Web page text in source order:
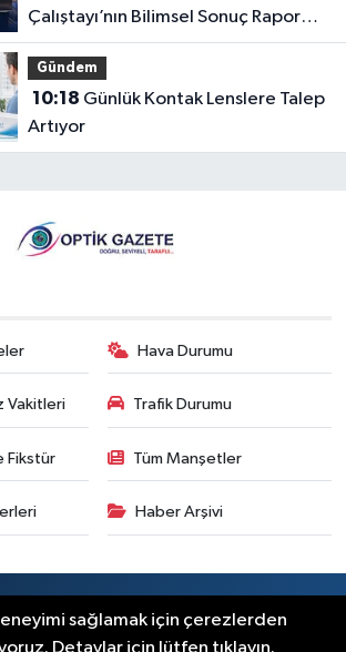
Çalıştayı’nın Bilimsel Sonuç Raporu
Açıklandı
Gündem
10:18
Artıyor
Hava Durumu
Vakitleri Trafik Durumu
Fikstür Tüm Manşetler
Haber Arşivi
Copyright © 2026. Her hakkı saklıdır.
sağlamak için çerezlerden
Detaylar için lütfen tıklayın.